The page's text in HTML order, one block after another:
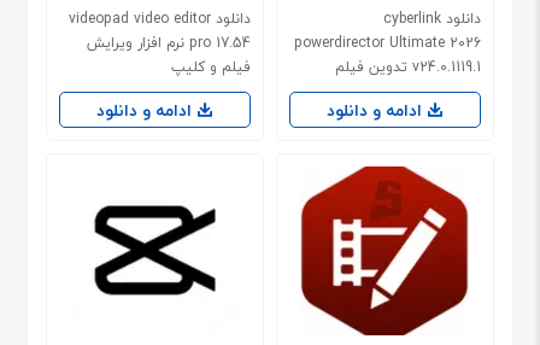
دانلود cyberlink
powerdirector Ultimate 2026
v24.0.1119.1 تدوین فیلم
ادامه و دانلود
دانلود videopad video editor
pro 17.54 نرم افزار ویرایش
فیلم و کلیپ
ادامه و دانلود